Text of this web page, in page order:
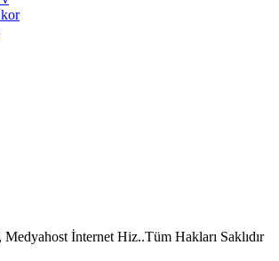
İnternet Hiz..Tüm Hakları Saklıdır